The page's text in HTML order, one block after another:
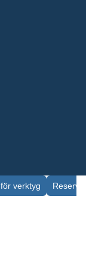
verktyg